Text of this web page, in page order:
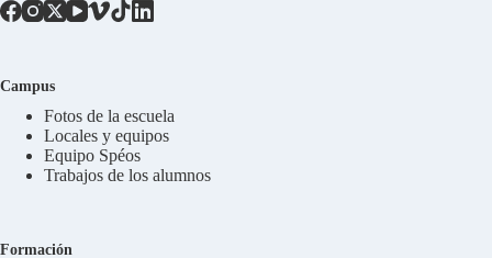
Campus
Fotos de la escuela
Locales y equipos
Equipo Spéos
Trabajos de los alumnos
Formación